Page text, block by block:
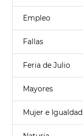
Empleo
Fallas
Feria de Julio
Mayores
Mujer e Igualdad